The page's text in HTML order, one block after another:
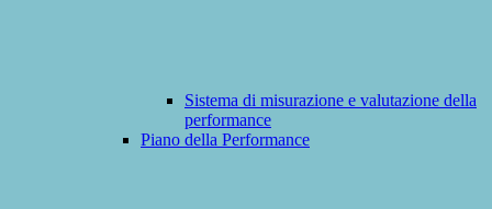
Sistema di misurazione e valutazione della
performance
Piano della Performance